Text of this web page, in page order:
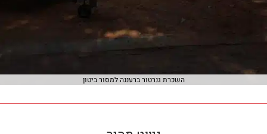
השכרת גנרטור ברעננה למסור ביטון